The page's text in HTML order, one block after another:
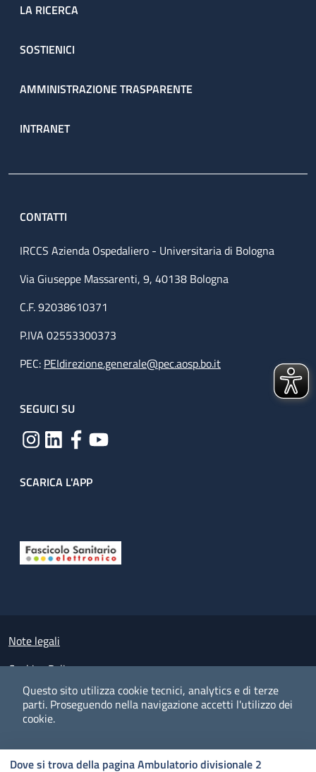
Questo sito utilizza cookie tecnici, analytics e di terze
parti. Proseguendo nella navigazione accetti l'utilizzo dei
cookie.
Dove si trova della pagina Ambulatorio divisionale 2
LA RICERCA
SOSTIENICI
AMMINISTRAZIONE TRASPARENTE
INTRANET
CONTATTI
IRCCS Azienda Ospedaliero - Universitaria di Bologna
Via Giuseppe Massarenti, 9, 40138 Bologna
C.F. 92038610371
P.IVA 02553300373
PEC: PEIdirezione.generale@pec.aosp.bo.it
SEGUICI SU
SCARICA L'APP
Small prints
Note legali
Cookies Policy
Policy privacy e protezione del dato personale
Albo pretorio on-line
Dichiarazione di accessibilità